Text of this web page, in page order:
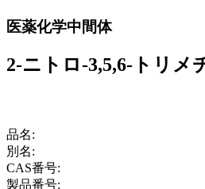
医薬化学中間体
2-ニトロ-3,5,6-トリメ
品名:
別名:
CAS番号:
製品番号: